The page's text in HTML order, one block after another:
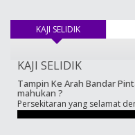
KAJI SELIDIK(tab aktif)
KAJI SELIDIK
Tampin Ke Arah Bandar
mahukan ?
Persekitaran yang selamat